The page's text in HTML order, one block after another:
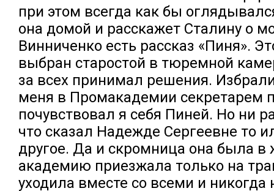
при этом всегда как бы
она домой и расскажет Сталину о
Винниченко есть рассказ «Пиня».
выбран старостой в тюремной
за всех принимал решения.
меня в Промакадемии секретарем
почувствовал я себя Пиней. Но ни
что сказал Надежде Сергеевне то
другое. Да и скромница она была в
академию приезжала только на
уходила вместе со всеми и